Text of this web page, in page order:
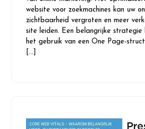
website voor zoekmachines kan uw
zichtbaarheid vergroten en meer
site leiden. Een belangrijke strategie
het gebruik van een One Page-
[…]